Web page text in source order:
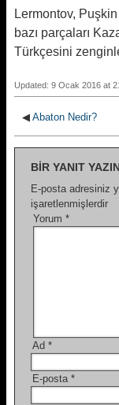
Lermontov,
bazı parçaları
Türkçesini
Updated: 9 Ocak 2016 at
◀ Abaton Nedir?
BIR YANIT
E-posta adresiniz
işaretlenmişlerdir
Yorum *
Ad *
E-posta *